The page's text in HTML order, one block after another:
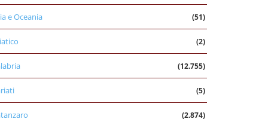
e Oceania (51)
(2)
(12.755)
(5)
(2.874)